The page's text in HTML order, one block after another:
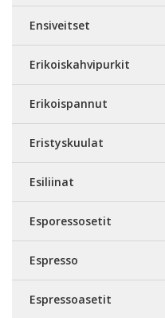
Ensiveitset
Erikoiskahvipurkit
Erikoispannut
Eristyskuulat
Esiliinat
Esporessosetit
Espresso
Espressoasetit